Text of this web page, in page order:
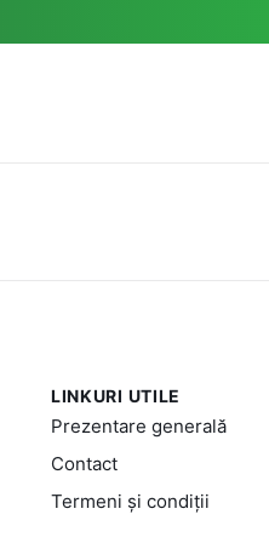
LINKURI UTILE
Prezentare generală
Contact
Termeni și condiții